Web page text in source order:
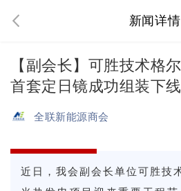
新闻详情
【副会长】可胜技术格
首套定日镜成功组装下线
全联新能源商会
近日，我会副会长单位可胜技